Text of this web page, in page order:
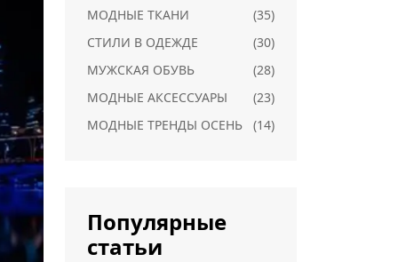
МОДНЫЕ ТКАНИ
(35)
СТИЛИ В ОДЕЖДЕ
(30)
МУЖСКАЯ ОБУВЬ
(28)
МОДНЫЕ АКСЕССУАРЫ
(23)
МОДНЫЕ ТРЕНДЫ ОСЕНЬ
(14)
Популярные
статьи